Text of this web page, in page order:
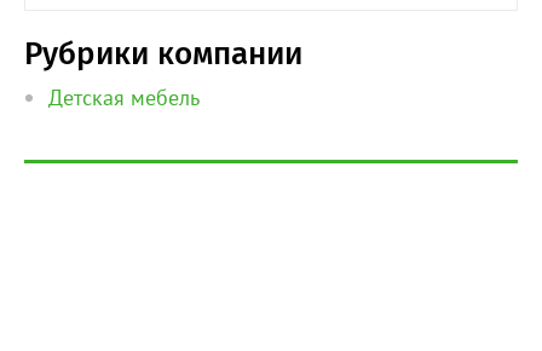
Рубрики компании
Детская мебель